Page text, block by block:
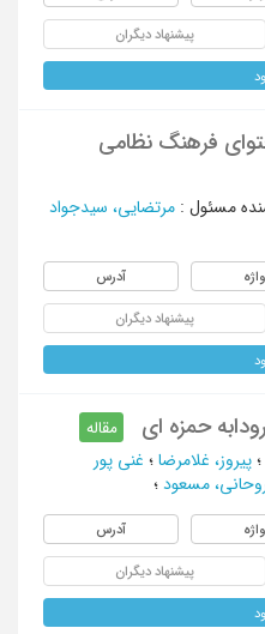
پیشنهاد دیگران
فرهنگ نظامی
مسئول : مرتضایی، سیدجواد
آدرس
پیشنهاد دیگران
حمزه ای
مقاله
؛ پیروز، غلامرضا ؛ غنی پور
مسعود ؛
آدرس
پیشنهاد دیگران